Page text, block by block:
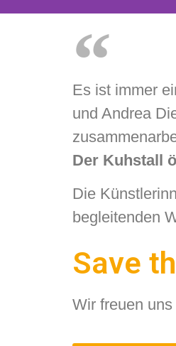
Es ist immer
und Andrea
Der Kuhstall
Die
begleitenden
Save
Wir freuen